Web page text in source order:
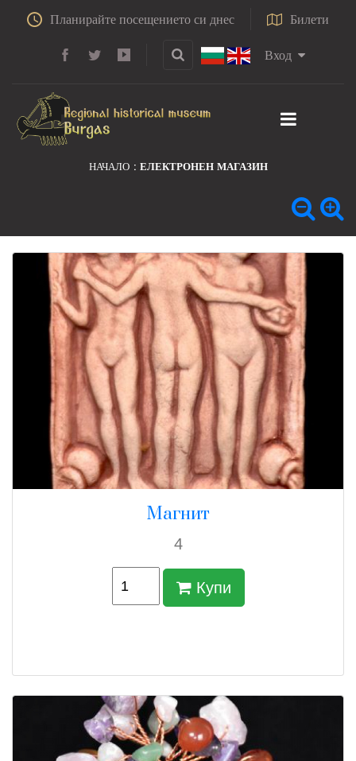
Планирайте посещението си днес Билети
Вход
НАЧАЛО ЕЛЕКТРОНЕН МАГАЗИН
Магнит
4
Купи